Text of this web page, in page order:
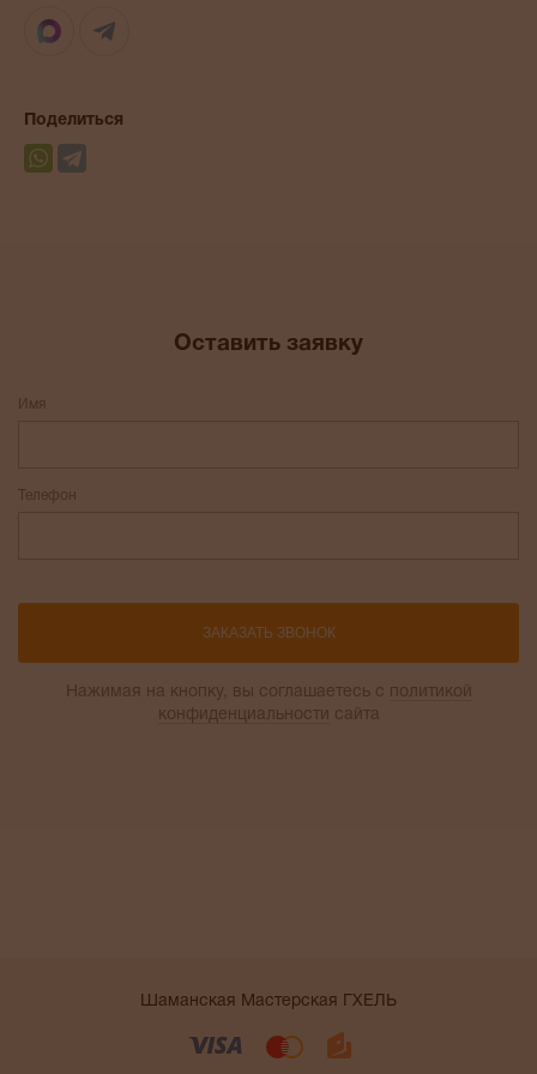
Max
Поделиться
Оставить заявку
Имя
Телефон
ЗАКАЗАТЬ ЗВОНОК
Нажимая на кнопку, вы соглашаетесь с политикой
конфиденциальности сайта
Шаманская Мастерская ГХЕЛЬ